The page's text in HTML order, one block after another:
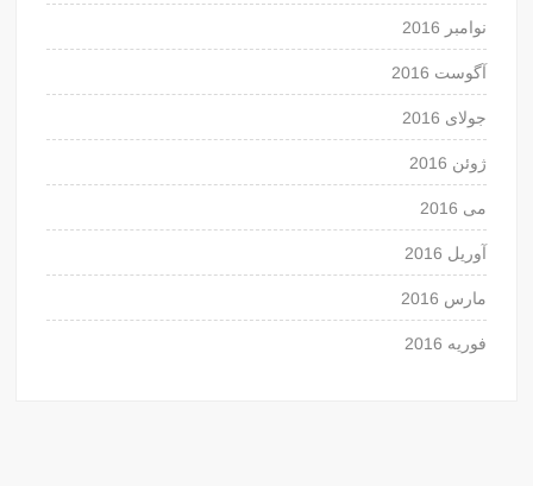
نوامبر 2016
آگوست 2016
جولای 2016
ژوئن 2016
می 2016
آوریل 2016
مارس 2016
فوریه 2016